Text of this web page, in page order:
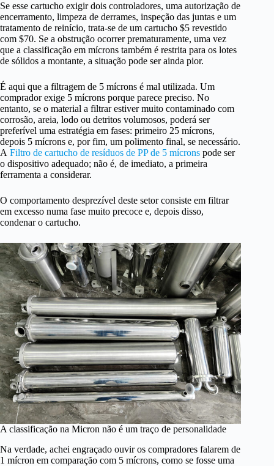
Se esse cartucho exigir dois controladores, uma autorização de
encerramento, limpeza de derrames, inspeção das juntas e um
tratamento de reinício, trata-se de um cartucho $5 revestido
com $70. Se a obstrução ocorrer prematuramente, uma vez
que a classificação em mícrons também é restrita para os lotes
de sólidos a montante, a situação pode ser ainda pior.
É aqui que a filtragem de 5 mícrons é mal utilizada. Um
comprador exige 5 mícrons porque parece preciso. No
entanto, se o material a filtrar estiver muito contaminado com
corrosão, areia, lodo ou detritos volumosos, poderá ser
preferível uma estratégia em fases: primeiro 25 mícrons,
depois 5 mícrons e, por fim, um polimento final, se necessário.
A Filtro de cartucho de resíduos de PP de 5 mícrons pode ser
o dispositivo adequado; não é, de imediato, a primeira
ferramenta a considerar.
O comportamento desprezível deste setor consiste em filtrar
em excesso numa fase muito precoce e, depois disso,
condenar o cartucho.
A classificação na Micron não é um traço de personalidade
Na verdade, achei engraçado ouvir os compradores falarem de
1 mícron em comparação com 5 mícrons, como se fosse uma